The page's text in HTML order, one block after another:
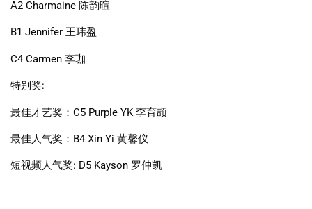
A2 Charmaine 陈韵暄
B1 Jennifer 王玮盈
C4 Carmen 李珈
特别奖:
最佳才艺奖： C5 Purple YK李育颉
最佳人气奖： B4 Xin Yi 黄馨仪
短视频人气奖: D5 Kayson 罗仲凯